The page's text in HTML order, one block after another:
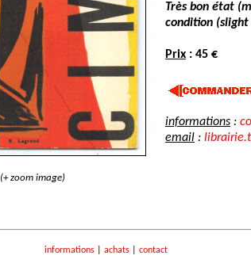
(+ zoom image)
Très bon état
condition (slight
Prix : 45 €
informations :
email :
informations| achats| contact